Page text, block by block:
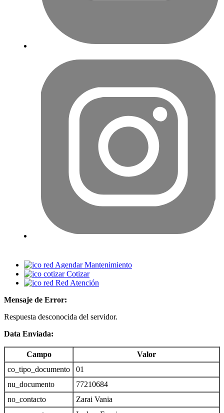
Agendar Mantenimiento
Cotizar
Red Atención
Mensaje de Error:
Respuesta desconocida del servidor.
Data Enviada:
Campo
Valor
co_tipo_documento
01
nu_documento
77210684
no_contacto
Zarai Vania